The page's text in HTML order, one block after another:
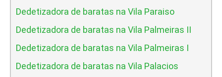
Dedetizadora de baratas na Vila Paraiso
Dedetizadora de baratas na Vila Palmeiras II
Dedetizadora de baratas na Vila Palmeiras I
Dedetizadora de baratas na Vila Palacios